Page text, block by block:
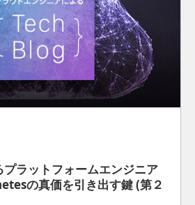
ラットフォームエンジニア
の真価を引き出す鍵 (第２